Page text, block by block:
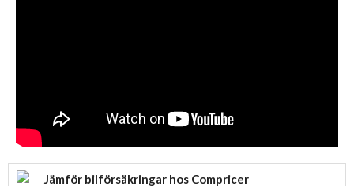
Jämför bilförsäkringar hos Compricer